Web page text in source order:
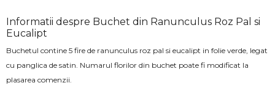
Informatii despre Buchet din Ranunculus Roz Pal si
Eucalipt
Buchetul contine 5 fire de ranunculus roz pal si eucalipt in folie verde, legat
cu panglica de satin. Numarul florilor din buchet poate fi modificat la
plasarea comenzii.